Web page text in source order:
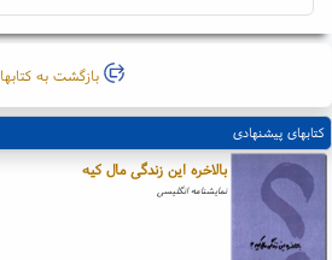
بازگشت به کتابها
کتابهای پیشنهادی
بالاخره این زندگی مال کیه
نمایشنامه انگلیسی